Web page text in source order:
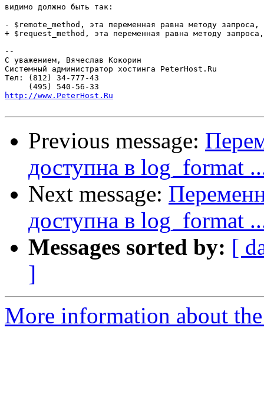
видимо должно быть так:
- $remote_method, эта переменная равна методу
+ $request_method, эта переменная равна методу
--
С уважением, Вячеслав Кокорин
Системный администратор хостинга PeterHost.Ru
Тел: (812) 34-777-43
http://www.PeterHost.Ru
Previous message:
доступна в log_format
Next message:
доступна в log_format
Messages sorted by: [
]
More information about